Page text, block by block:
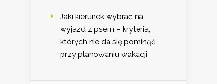
Jaki kierunek wybrać na
wyjazd z psem – kryteria,
których nie da się pominąć
przy planowaniu wakacji